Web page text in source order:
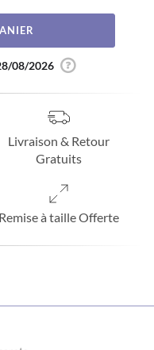
08/2026
Livraison & Retour
Gratuits
Remise à taille Offerte